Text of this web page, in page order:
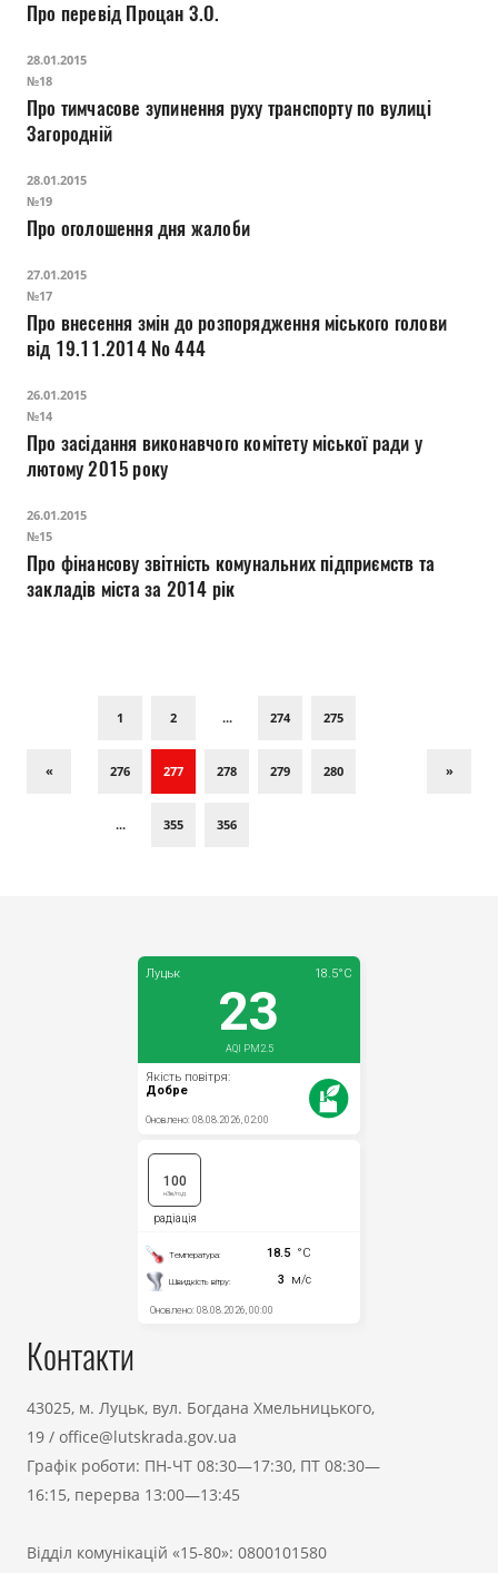
Про перевід Процан З.О.
28.01.2015
№18
Про тимчасове зупинення руху транспорту по вулиці
Загородній
28.01.2015
№19
Про оголошення дня жалоби
27.01.2015
№17
Про внесення змін до розпорядження міського голови
від 19.11.2014 № 444
26.01.2015
№14
Про засідання виконавчого комітету міської ради у
лютому 2015 року
26.01.2015
№15
Про фінансову звітність комунальних підприємств та
закладів міста за 2014 рік
«
1 2 ... 274 275
276 277 278 279 280
... 355 356
»
Контакти
43025, м. Луцьк, вул. Богдана Хмельницького,
19 / office@lutskrada.gov.ua
Графік роботи: ПН-ЧТ 08:30—17:30, ПТ 08:30—
16:15, перерва 13:00—13:45
Відділ комунікацій «15-80»: 0800101580